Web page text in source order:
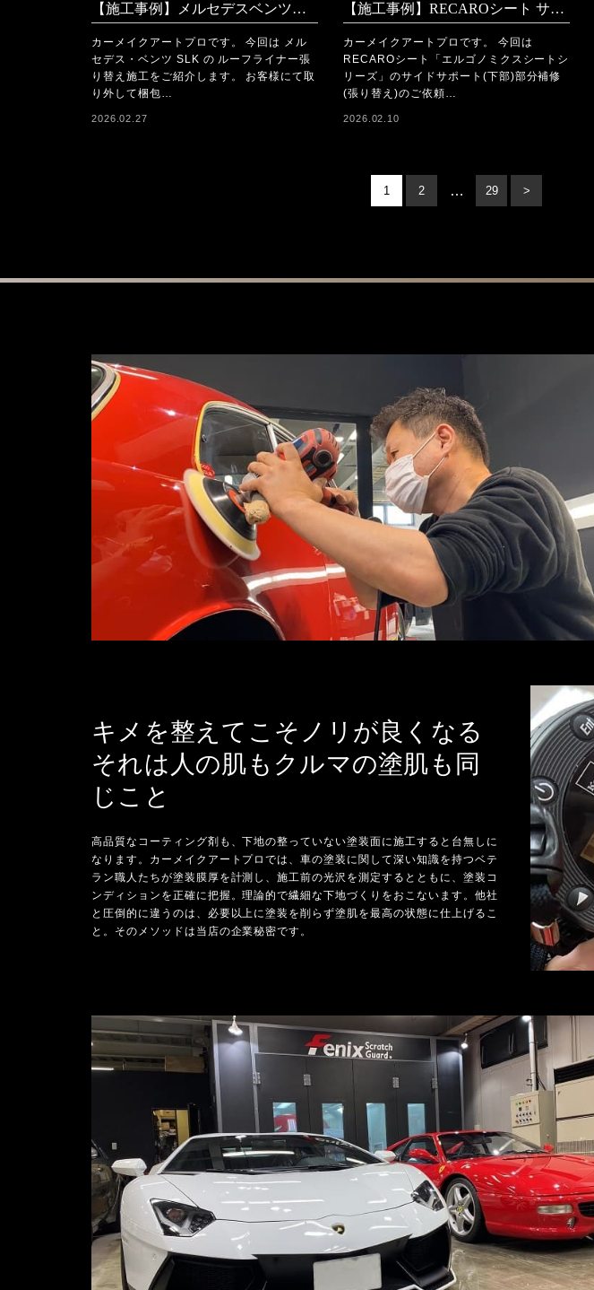
【施工事例】メルセデスベンツ SLK ルーフライナー張り替え（アルカンターラ仕上げ）
カーメイクアートプロです。 今回は メル
セデス・ベンツ SLK の ルーフライナー張
り替え施工をご紹介します。 お客様にて取
り外して梱包…
2026.02.27
【施工事例】RECAROシート サイドサポート破れ補修（部分張り替え）
カーメイクアートプロです。 今回は
RECAROシート「エルゴノミクスシートシ
リーズ」のサイドサポート(下部)部分補修
(張り替え)のご依頼…
2026.02.10
1 2 … 29 >
キメを整えてこそノリが良くなる
それは人の肌もクルマの塗肌も同
じこと
高品質なコーティング剤も、下地の整っていない塗装面に施工すると台無しに
なります。カーメイクアートプロでは、車の塗装に関して深い知識を持つベテ
ラン職人たちが塗装膜厚を計測し、施工前の光沢を測定するとともに、塗装コ
ンディションを正確に把握。理論的で繊細な下地づくりをおこないます。他社
と圧倒的に違うのは、必要以上に塗装を削らず塗肌を最高の状態に仕上げるこ
と。そのメソッドは当店の企業秘密です。